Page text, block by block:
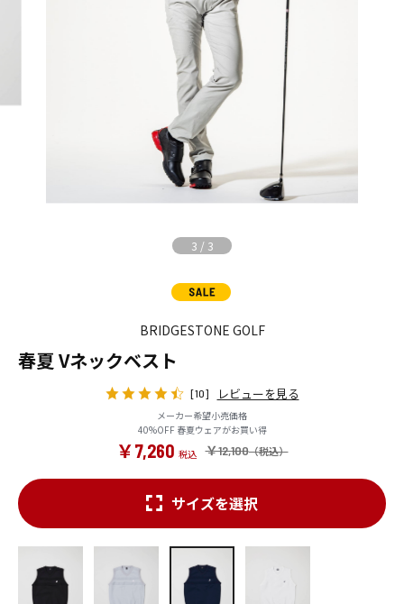
3 / 3
BRIDGESTONE GOLF
春夏 Vネックベスト
[10] レビューを見る
メーカー希望小売価格
40%OFF 春夏ウェアがお買い得
￥12,100
￥7,260
サイズを選択